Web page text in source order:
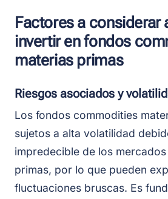
Factores a considerar
invertir en fondos
materias primas
Riesgos asociados y
Los fondos commodities
sujetos a alta volatilidad
impredecible de los
primas, por lo que pueden
fluctuaciones bruscas. Es